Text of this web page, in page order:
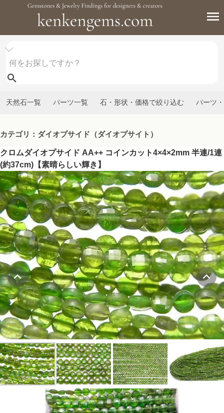
天然石一覧 パーツ一覧 石・形状・価格で絞り込む パーツ
カテゴリ：ダイオプサイド（ダイオプサイト）
クロムダイオプサイド AA++ コインカット4×4×2mm 半連/1連
(約37cm)【素晴らしい輝き】